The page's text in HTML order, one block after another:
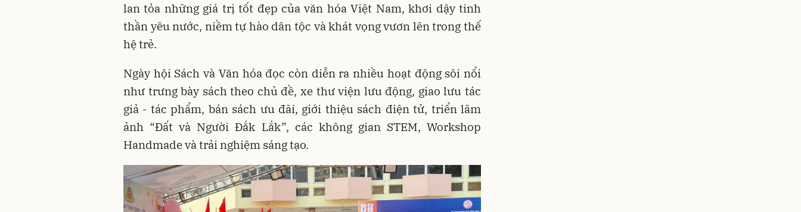
lan tỏa những giá trị tốt đẹp của văn hóa Việt Nam, khơi dậy tinh
thần yêu nước, niềm tự hào dân tộc và khát vọng vươn lên trong thế
hệ trẻ.
Ngày hội Sách và Văn hóa đọc còn diễn ra nhiều hoạt động sôi nổi
như trưng bày sách theo chủ đề, xe thư viện lưu động, giao lưu tác
giả - tác phẩm, bán sách ưu đãi, giới thiệu sách điện tử, triển lãm
ảnh “Đất và Người Đắk Lắk”, các không gian STEM, Workshop
Handmade và trải nghiệm sáng tạo.